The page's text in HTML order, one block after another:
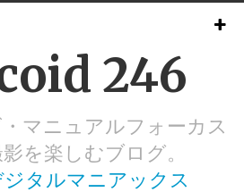
246
マニュアルフォーカス
影を楽しむブログ。
タルマニアックス